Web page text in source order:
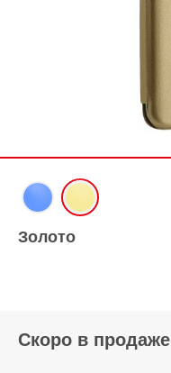
Золото
Скоро в продаже